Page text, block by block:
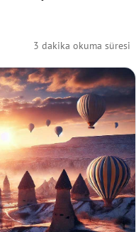
3 dakika okuma süresi